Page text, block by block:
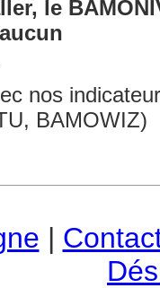
le
nos
BAMOWIZ)
|